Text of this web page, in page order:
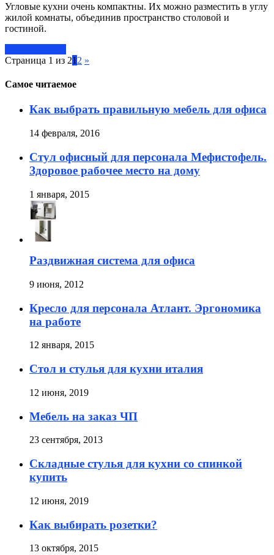
Угловые кухни очень компактны. Их можно разместить в углу
жилой комнаты, объединив пространство столовой и
гостиной.
Страница 1 из 21 2 »
Самое читаемое
Как выбрать правильную мебель для офиса
14 февраля, 2016
Стул офисный для персонала Мефистофель.
Здоровое рабочее место на дому
1 января, 2015
Раздвижная система для офиса
9 июня, 2012
Кресло для персонала Атлант. Эргономика
на работе
12 января, 2015
Стол и стулья для кухни италия
12 июня, 2019
Мебель на заказ ЧП
23 сентября, 2013
Складные стулья для кухни со спинкой
купить
12 июня, 2019
Как выбирать розетки?
13 октября, 2015